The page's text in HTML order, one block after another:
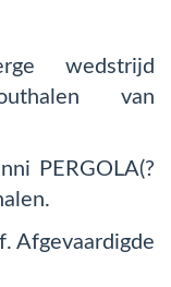
wedstrijd
van
PERGOLA(?